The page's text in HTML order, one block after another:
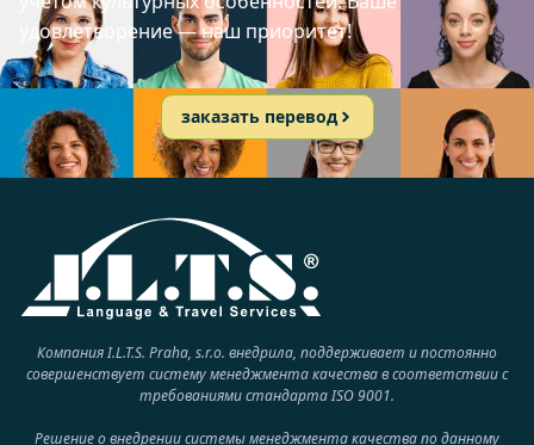
удовлетворение — наш приоритет!
заказать перевод
Компания I.L.T.S. Praha, s.r.o. внедрила, поддерживает и постоянно
совершенствует систему менеджмента качества в соответствии с
требованиями стандарта ISO 9001.
Решение о внедрении системы менеджмента качества по данному